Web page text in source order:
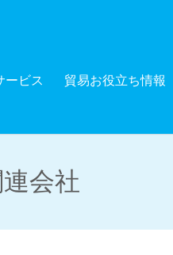
ービス 貿易お役立ち情報
会社